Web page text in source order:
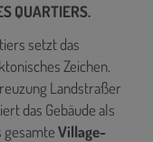
QUARTIERS.
setzt das
Zeichen.
Landstraßer
das Gebäude als
gesamteVillage-